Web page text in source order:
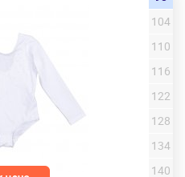
104
110
116
122
128
134
140